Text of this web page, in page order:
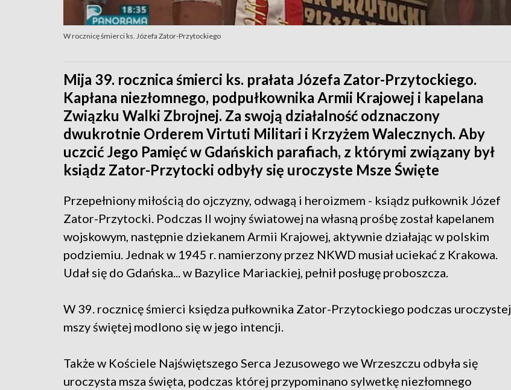
W rocznicę śmierci ks. Józefa Zator-Przytockiego
Mija 39. rocznica śmierci ks. prałata Józefa Zator-Przytockiego.
Kapłana niezłomnego, podpułkownika Armii Krajowej i kapelana
Związku Walki Zbrojnej. Za swoją działalność odznaczony
dwukrotnie Orderem Virtuti Militari i Krzyżem Walecznych. Aby
uczcić Jego Pamięć w Gdańskich parafiach, z którymi związany był
ksiądz Zator-Przytocki odbyły się uroczyste Msze Święte
Przepełniony miłością do ojczyzny, odwagą i heroizmem - ksiądz pułkownik Józef
Zator-Przytocki. Podczas II wojny światowej na własną prośbę został kapelanem
wojskowym, następnie dziekanem Armii Krajowej, aktywnie działając w polskim
podziemiu. Jednak w 1945 r. namierzony przez NKWD musiał uciekać z Krakowa.
Udał się do Gdańska... w Bazylice Mariackiej, pełnił posługę proboszcza.
W 39. rocznicę śmierci księdza pułkownika Zator-Przytockiego podczas uroczystej
mszy świętej modlono się w jego intencji.
Także w Kościele Najświętszego Serca Jezusowego we Wrzeszczu odbyła się
uroczysta msza święta, podczas której przypominano sylwetkę niezłomnego